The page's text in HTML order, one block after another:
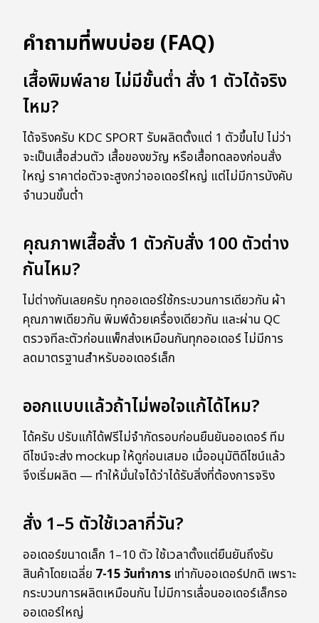
คำถามที่พบบ่อย (FAQ)
เสื้อพิมพ์ลาย ไม่มีขั้นต่ำ สั่ง 1 ตัวได้จริง
ไหม?
ได้จริงครับ KDC SPORT รับผลิตตั้งแต่ 1 ตัวขึ้นไป ไม่ว่า
จะเป็นเสื้อส่วนตัว เสื้อของขวัญ หรือเสื้อทดลองก่อนสั่ง
ใหญ่ ราคาต่อตัวจะสูงกว่าออเดอร์ใหญ่ แต่ไม่มีการบังคับ
จำนวนขั้นต่ำ
คุณภาพเสื้อสั่ง 1 ตัวกับสั่ง 100 ตัวต่าง
กันไหม?
ไม่ต่างกันเลยครับ ทุกออเดอร์ใช้กระบวนการเดียวกัน ผ้า
คุณภาพเดียวกัน พิมพ์ด้วยเครื่องเดียวกัน และผ่าน QC
ตรวจทีละตัวก่อนแพ็กส่งเหมือนกันทุกออเดอร์ ไม่มีการ
ลดมาตรฐานสำหรับออเดอร์เล็ก
ออกแบบแล้วถ้าไม่พอใจแก้ได้ไหม?
ได้ครับ ปรับแก้ได้ฟรีไม่จำกัดรอบก่อนยืนยันออเดอร์ ทีม
ดีไซน์จะส่ง mockup ให้ดูก่อนเสมอ เมื่ออนุมัติดีไซน์แล้ว
จึงเริ่มผลิต — ทำให้มั่นใจได้ว่าได้รับสิ่งที่ต้องการจริง
สั่ง 1–5 ตัวใช้เวลากี่วัน?
ออเดอร์ขนาดเล็ก 1–10 ตัว ใช้เวลาตั้งแต่ยืนยันถึงรับ
สินค้าโดยเฉลี่ย 7-15 วันทำการ เท่ากับออเดอร์ปกติ เพราะ
กระบวนการผลิตเหมือนกัน ไม่มีการเลื่อนออเดอร์เล็กรอ
ออเดอร์ใหญ่